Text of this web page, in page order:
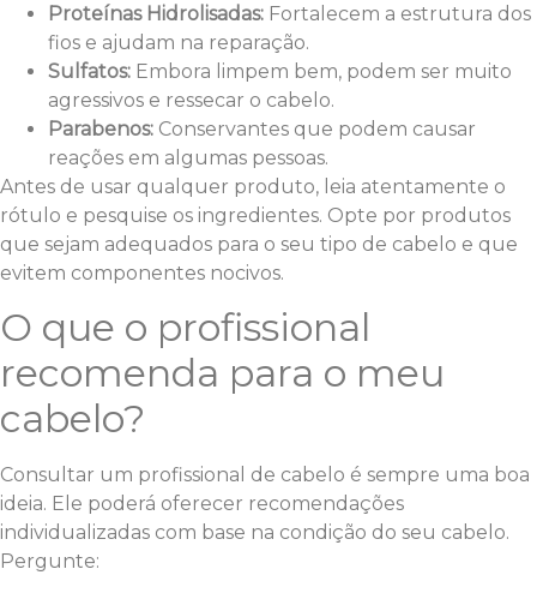
Proteínas Hidrolisadas: Fortalecem a estrutura dos
fios e ajudam na reparação.
Sulfatos: Embora limpem bem, podem ser muito
agressivos e ressecar o cabelo.
Parabenos: Conservantes que podem causar
reações em algumas pessoas.
Antes de usar qualquer produto, leia atentamente o
rótulo e pesquise os ingredientes. Opte por produtos
que sejam adequados para o seu tipo de cabelo e que
evitem componentes nocivos.
O que o profissional
recomenda para o meu
cabelo?
Consultar um profissional de cabelo é sempre uma boa
ideia. Ele poderá oferecer recomendações
individualizadas com base na condição do seu cabelo.
Pergunte: